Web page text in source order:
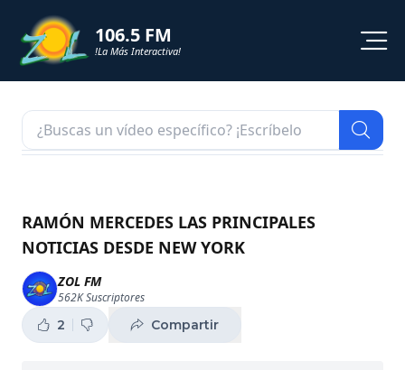
106.5 FM
!La Más Interactiva!
NOTICIAS
SHORTS
PODCAST
ZOL TV
RAMÓN MERCEDES LAS PRINCIPALES
NOTICIAS DESDE NEW YORK
ZOL FM
562KSuscriptores
2 Compartir